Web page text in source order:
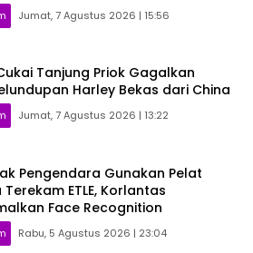
Jumat, 7 Agustus 2026 | 15:56
Tanjung Priok Gagalkan
Harley Bekas dari China
Jumat, 7 Agustus 2026 | 13:22
Pengendara Gunakan Pelat
Terekam ETLE, Korlantas
Face Recognition
Rabu, 5 Agustus 2026 | 23:04